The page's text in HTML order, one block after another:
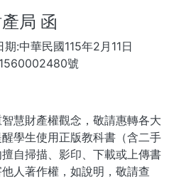
局 函
:中華民國115年2月11日
號
慧財產權觀念，敬請惠轉各大
學生使用正版教科書（含二手
自掃描、影印、下載或上傳書
人著作權，如說明，敬請查